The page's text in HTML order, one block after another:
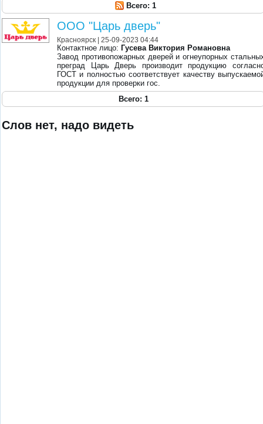
Всего: 1
ООО "Царь дверь"
Красноярск | 25-09-2023 04:44
Контактное лицо: Гусева Виктория Романовна
Завод противопожарных дверей и огнеупорных
преград Царь Дверь производит продукцию
ГОСТ и полностью соответствует качеству
продукции для проверки гос.
Всего: 1
Слов нет, надо видеть